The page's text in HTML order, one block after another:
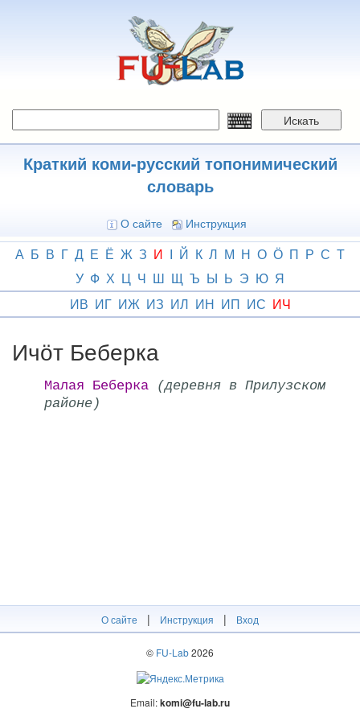
Искать
Краткий коми-русский топонимический
словарь
О сайте Инструкция
А Б В Г Д Е Ё Ж З И І Й К Л М Н О Ӧ П Р С Т
У Ф Х Ц Ч Ш Щ Ъ Ы Ь Э Ю Я
ИВ ИГ ИЖ ИЗ ИЛ ИН ИП ИС ИЧ
Ичӧт Беберка
Малая Беберка
(деревня в Прилузском
районе)
О сайте | Инструкция | Вход
© FU-Lab2026
Email:komi@fu-lab.ru